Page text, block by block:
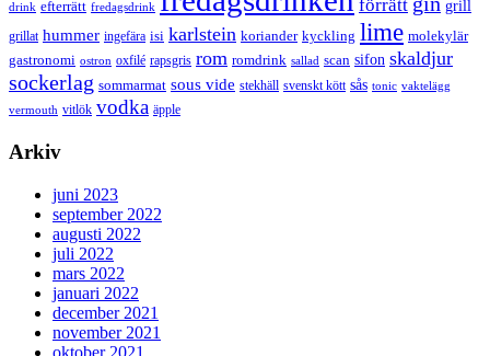
drink efterrätt fredagsdrink förrätt grill
grillat hummer ingefära isi karlstein koriander kyckling lime molekylär
gastronomi ostron oxfilé rapsgris rom romdrink sallad scan sifon skaldjur
sockerlag sommarmat sous vide stekhäll svenskt kött sås tonic vaktelägg
vermouth vitlök vodka äpple
Arkiv
juni 2023
september 2022
augusti 2022
juli 2022
mars 2022
januari 2022
december 2021
november 2021
oktober 2021